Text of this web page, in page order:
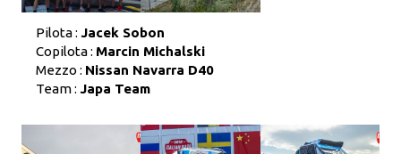
Pilota : Jacek Sobon
Copilota : Marcin Michalski
Mezzo : Nissan Navarra D40
Team : Japa Team